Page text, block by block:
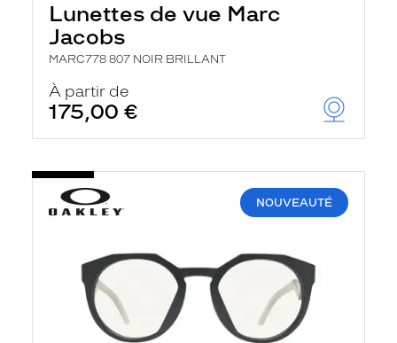
Lunettes de vue Marc
Jacobs
MARC778 807 NOIR BRILLANT
À partir de
175,00 €
NOUVEAUTÉ